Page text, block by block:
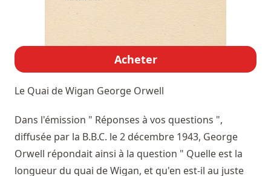
Acheter
Le Quai de Wigan George Orwell
Dans l'émission " Réponses à vos questions ",
diffusée par la B.B.C. le 2 décembre 1943, George
Orwell répondait ainsi à la question " Quelle est la
longueur du quai de Wigan, et qu'en est-il au juste